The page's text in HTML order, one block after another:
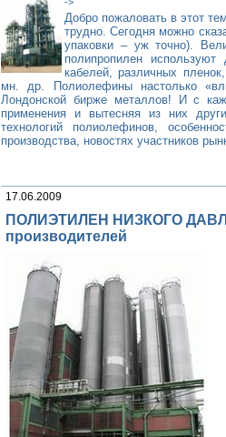
Добро пожаловать в этот
трудно. Сегодня можно
упаковки – уж точно).
полипропилен используют
кабелей, различных
мн. др. Полиолефины настолько
Лондонской бирже металлов! И с
применения и вытесняя из них
технологий полиолефинов,
производства, новостях участников
17.06.2009
ПОЛИЭТИЛЕН НИЗКОГО
производителей